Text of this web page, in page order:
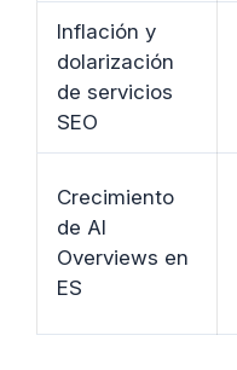
Inflación y
dolarización
de servicios
SEO
Crecimiento
de AI
Overviews en
ES